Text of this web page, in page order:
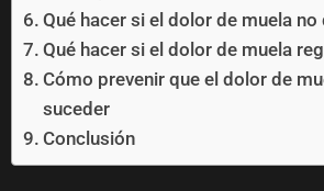
Qué hacer si el dolor de muela
Qué hacer si el dolor de muela
Cómo prevenir que el dolor de
suceder
Conclusión